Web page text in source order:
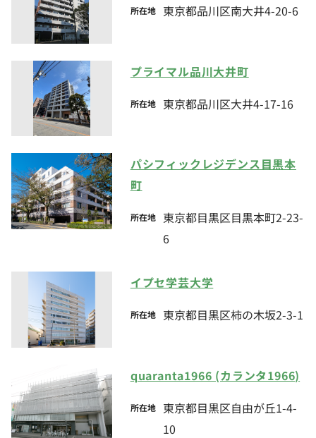
所在地 東京都品川区南大井4-20-6
プライマル品川大井町
所在地 東京都品川区大井4-17-16
パシフィックレジデンス目黒本
町
所在地
東京都目黒区目黒本町2-23-
6
イプセ学芸大学
所在地 東京都目黒区柿の木坂2-3-1
quaranta1966 (カランタ1966)
所在地
東京都目黒区自由が丘1-4-
10